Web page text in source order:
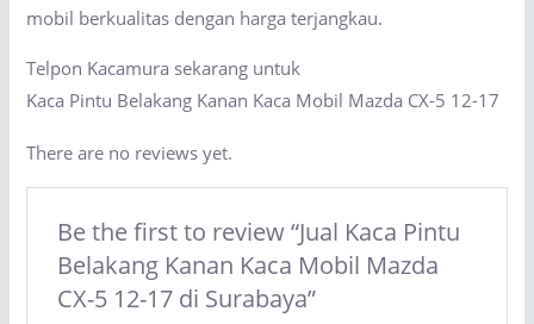
mobil berkualitas dengan harga terjangkau.
Telpon Kacamura sekarang untuk
Kaca Pintu Belakang Kanan Kaca Mobil Mazda CX-5 12-17
There are no reviews yet.
Be the first to review “Jual Kaca Pintu
Belakang Kanan Kaca Mobil Mazda
CX-5 12-17 di Surabaya”